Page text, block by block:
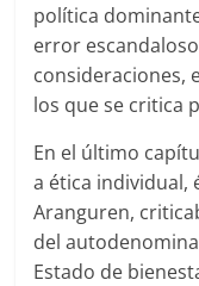
política
error
consideraciones,
los que se critica
En el último
a ética individual,
Aranguren,
del
Estado de